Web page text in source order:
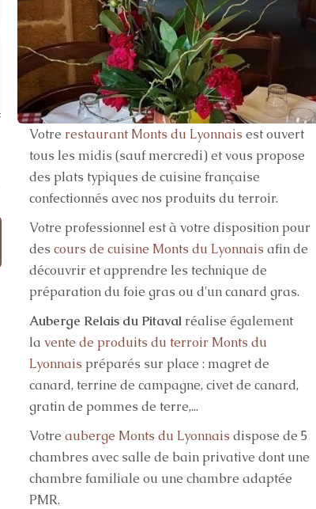
Votre restaurant Monts du Lyonnais est ouvert
tous les midis (sauf mercredi) et vous propose
des plats typiques de cuisine française
confectionnés avec nos produits du terroir.
Votre professionnel est à votre disposition pour
des cours de cuisine Monts du Lyonnais afin de
découvrir et apprendre les technique de
préparation du foie gras ou d'un canard gras.
Auberge Relais du Pitaval réalise également
la vente de produits du terroir Monts du
Lyonnais préparés sur place : magret de
canard, terrine de campagne, civet de canard,
gratin de pommes de terre,...
Votre auberge Monts du Lyonnais dispose de 5
chambres avec salle de bain privative dont une
chambre familiale ou une chambre adaptée
PMR.